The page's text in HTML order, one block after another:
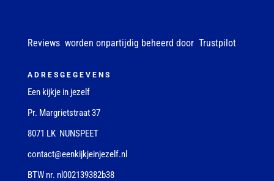
Reviews worden onpartijdig beheerd door Trustpilot
ADRESGEGEVENS
Een kijkje in jezelf
Pr. Margrietstraat 37
8071 LK NUNSPEET
contact@eenkijkjeinjezelf.nl
BTW nr. nl002139382b38